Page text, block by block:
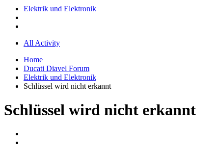
Elektrik und Elektronik
All Activity
Home
Ducati Diavel Forum
Elektrik und Elektronik
Schlüssel wird nicht erkannt
Schlüssel wird nicht erkannt